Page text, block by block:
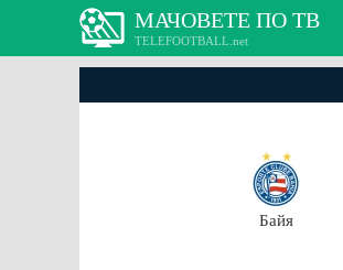
МАЧОВЕТЕ ПО ТВ
TELEFOOTBALL.net
Байя